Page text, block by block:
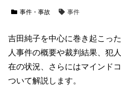
事件・事故 事件
吉田純子を中心に巻き起こっ
人事件の概要や裁判結果、犯
在の状況、さらにはマインド
ついて解説します。